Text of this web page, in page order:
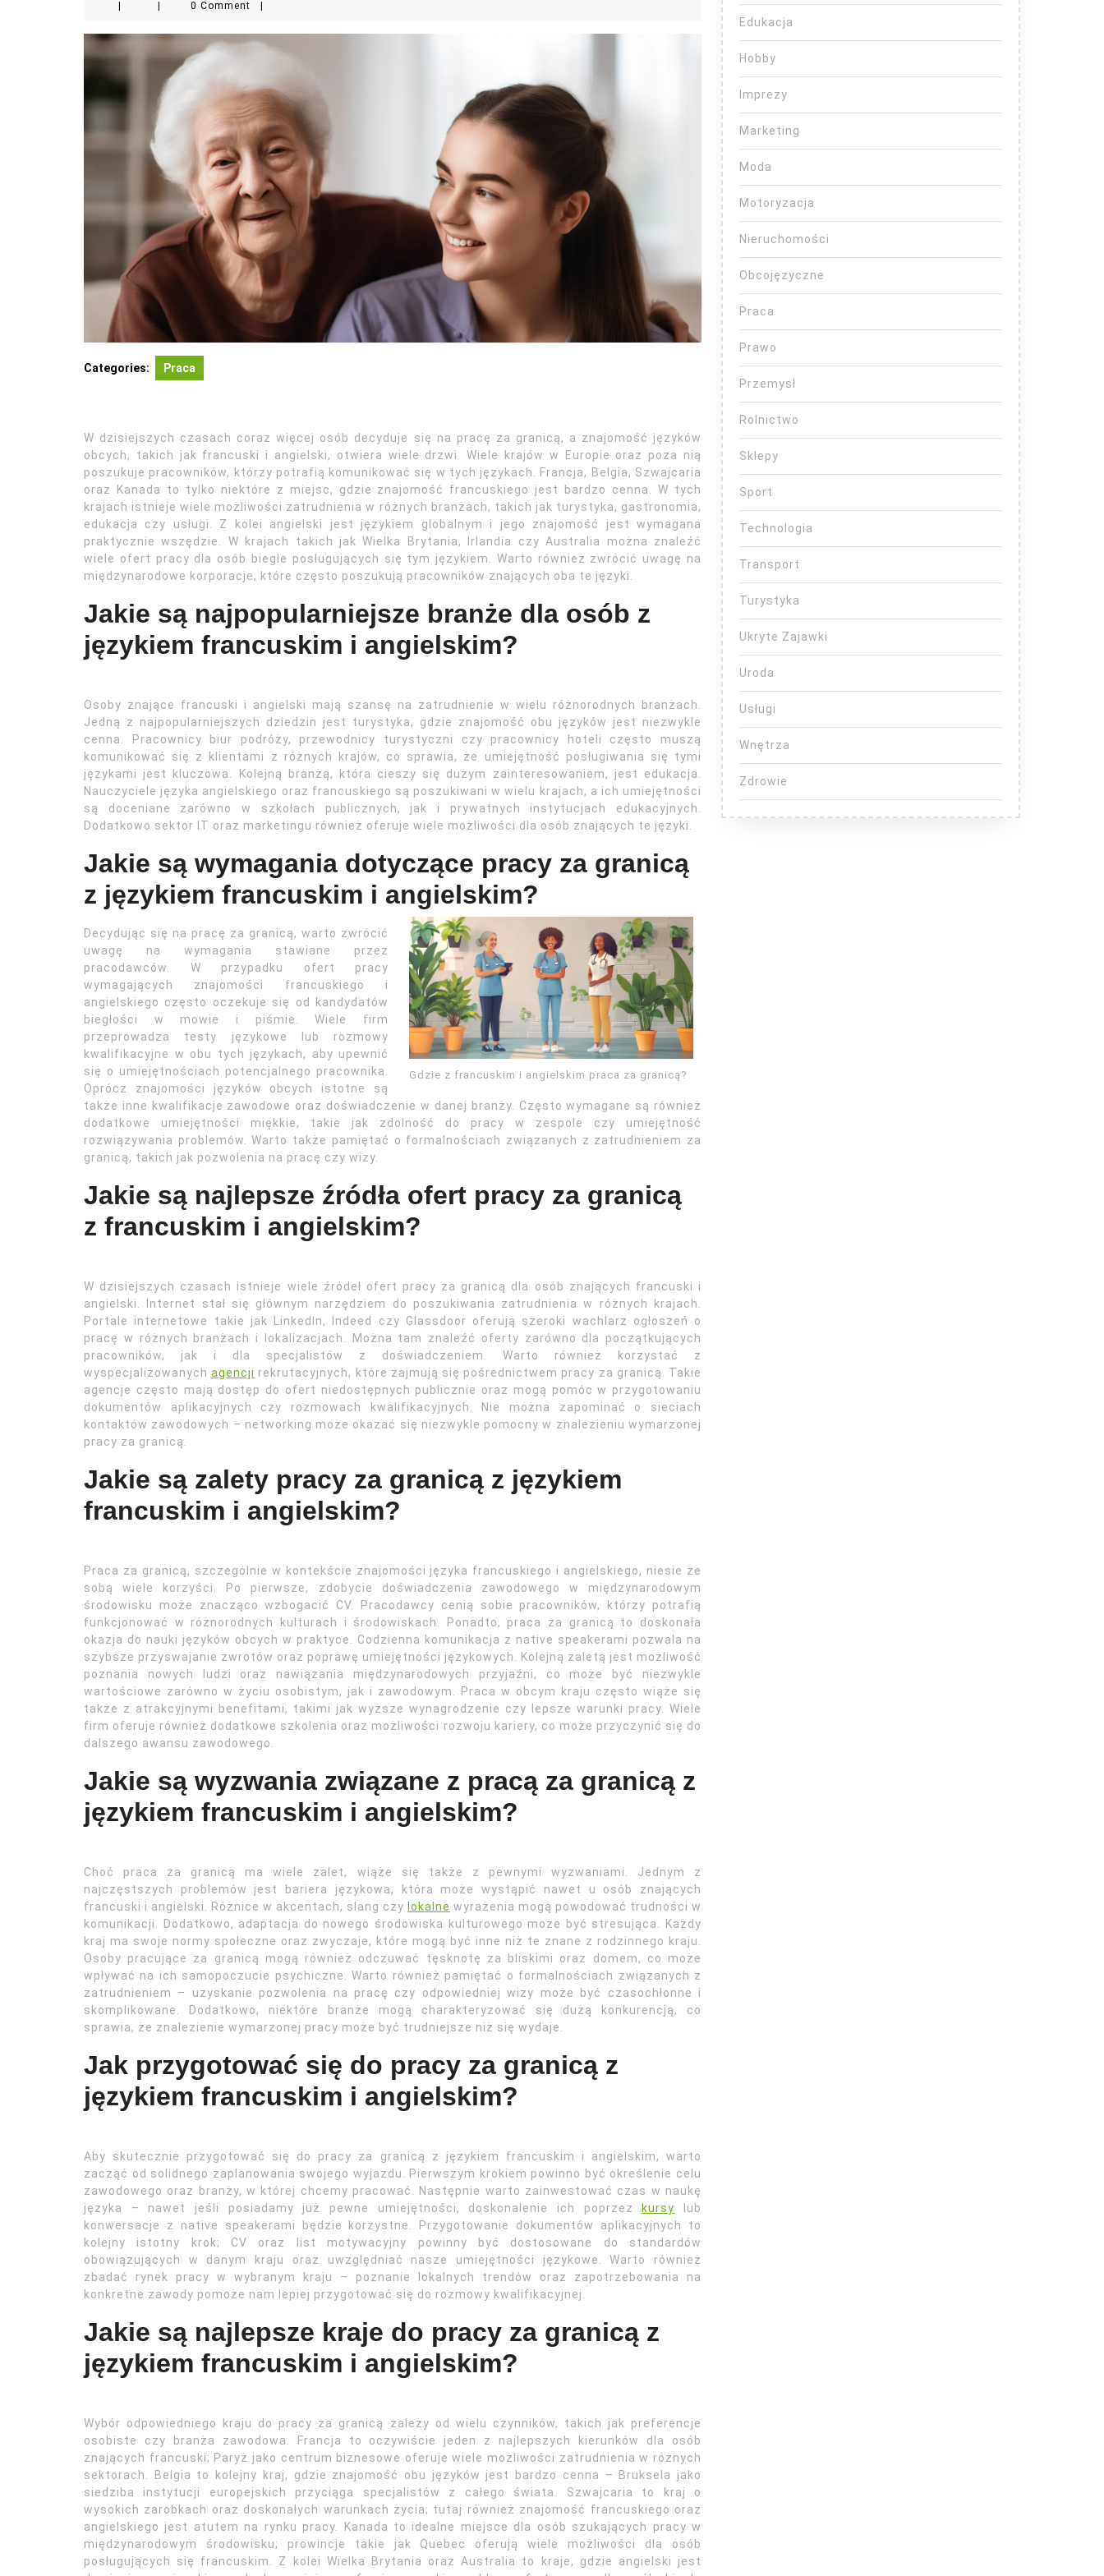
0 Comment
Categories: Praca
W dzisiejszych czasach coraz więcej osób decyduje się na pracę za granicą, a znajomość języków
obcych, takich jak francuski i angielski, otwiera wiele drzwi. Wiele krajów w Europie oraz poza nią
poszukuje pracowników, którzy potrafią komunikować się w tych językach. Francja, Belgia, Szwajcaria
oraz Kanada to tylko niektóre z miejsc, gdzie znajomość francuskiego jest bardzo cenna. W tych
krajach istnieje wiele możliwości zatrudnienia w różnych branżach, takich jak turystyka, gastronomia,
edukacja czy usługi. Z kolei angielski jest językiem globalnym i jego znajomość jest wymagana
praktycznie wszędzie. W krajach takich jak Wielka Brytania, Irlandia czy Australia można znaleźć
wiele ofert pracy dla osób biegle posługujących się tym językiem. Warto również zwrócić uwagę na
międzynarodowe korporacje, które często poszukują pracowników znających oba te języki.
Jakie są najpopularniejsze branże dla osób z
językiem francuskim i angielskim?
Osoby znające francuski i angielski mają szansę na zatrudnienie w wielu różnorodnych branżach.
Jedną z najpopularniejszych dziedzin jest turystyka, gdzie znajomość obu języków jest niezwykle
cenna. Pracownicy biur podróży, przewodnicy turystyczni czy pracownicy hoteli często muszą
komunikować się z klientami z różnych krajów, co sprawia, że umiejętność posługiwania się tymi
językami jest kluczowa. Kolejną branżą, która cieszy się dużym zainteresowaniem, jest edukacja.
Nauczyciele języka angielskiego oraz francuskiego są poszukiwani w wielu krajach, a ich umiejętności
są doceniane zarówno w szkołach publicznych, jak i prywatnych instytucjach edukacyjnych.
Dodatkowo sektor IT oraz marketingu również oferuje wiele możliwości dla osób znających te języki.
Jakie są wymagania dotyczące pracy za granicą
z językiem francuskim i angielskim?
Gdzie z francuskim i angielskim praca za granicą?
Decydując się na pracę za granicą, warto zwrócić
uwagę na wymagania stawiane przez
pracodawców. W przypadku ofert pracy
wymagających znajomości francuskiego i
angielskiego często oczekuje się od kandydatów
biegłości w mowie i piśmie. Wiele firm
przeprowadza testy językowe lub rozmowy
kwalifikacyjne w obu tych językach, aby upewnić
się o umiejętnościach potencjalnego pracownika.
Oprócz znajomości języków obcych istotne są
także inne kwalifikacje zawodowe oraz doświadczenie w danej branży. Często wymagane są również
dodatkowe umiejętności miękkie, takie jak zdolność do pracy w zespole czy umiejętność
rozwiązywania problemów. Warto także pamiętać o formalnościach związanych z zatrudnieniem za
granicą, takich jak pozwolenia na pracę czy wizy.
Jakie są najlepsze źródła ofert pracy za granicą
z francuskim i angielskim?
W dzisiejszych czasach istnieje wiele źródeł ofert pracy za granicą dla osób znających francuski i
angielski. Internet stał się głównym narzędziem do poszukiwania zatrudnienia w różnych krajach.
Portale internetowe takie jak LinkedIn, Indeed czy Glassdoor oferują szeroki wachlarz ogłoszeń o
pracę w różnych branżach i lokalizacjach. Można tam znaleźć oferty zarówno dla początkujących
pracowników, jak i dla specjalistów z doświadczeniem. Warto również korzystać z
wyspecjalizowanychagencji rekrutacyjnych, które zajmują się pośrednictwem pracy za granicą. Takie
agencje często mają dostęp do ofert niedostępnych publicznie oraz mogą pomóc w przygotowaniu
dokumentów aplikacyjnych czy rozmowach kwalifikacyjnych. Nie można zapominać o sieciach
kontaktów zawodowych – networking może okazać się niezwykle pomocny w znalezieniu wymarzonej
pracy za granicą.
Jakie są zalety pracy za granicą z językiem
francuskim i angielskim?
Praca za granicą, szczególnie w kontekście znajomości języka francuskiego i angielskiego, niesie ze
sobą wiele korzyści. Po pierwsze, zdobycie doświadczenia zawodowego w międzynarodowym
środowisku może znacząco wzbogacić CV. Pracodawcy cenią sobie pracowników, którzy potrafią
funkcjonować w różnorodnych kulturach i środowiskach. Ponadto, praca za granicą to doskonała
okazja do nauki języków obcych w praktyce. Codzienna komunikacja z native speakerami pozwala na
szybsze przyswajanie zwrotów oraz poprawę umiejętności językowych. Kolejną zaletą jest możliwość
poznania nowych ludzi oraz nawiązania międzynarodowych przyjaźni, co może być niezwykle
wartościowe zarówno w życiu osobistym, jak i zawodowym. Praca w obcym kraju często wiąże się
także z atrakcyjnymi benefitami, takimi jak wyższe wynagrodzenie czy lepsze warunki pracy. Wiele
firm oferuje również dodatkowe szkolenia oraz możliwości rozwoju kariery, co może przyczynić się do
dalszego awansu zawodowego.
Jakie są wyzwania związane z pracą za granicą z
językiem francuskim i angielskim?
Choć praca za granicą ma wiele zalet, wiąże się także z pewnymi wyzwaniami. Jednym z
najczęstszych problemów jest bariera językowa, która może wystąpić nawet u osób znających
francuski i angielski. Różnice w akcentach, slang czy lokalne wyrażenia mogą powodować trudności w
komunikacji. Dodatkowo, adaptacja do nowego środowiska kulturowego może być stresująca. Każdy
kraj ma swoje normy społeczne oraz zwyczaje, które mogą być inne niż te znane z rodzinnego kraju.
Osoby pracujące za granicą mogą również odczuwać tęsknotę za bliskimi oraz domem, co może
wpływać na ich samopoczucie psychiczne. Warto również pamiętać o formalnościach związanych z
zatrudnieniem – uzyskanie pozwolenia na pracę czy odpowiedniej wizy może być czasochłonne i
skomplikowane. Dodatkowo, niektóre branże mogą charakteryzować się dużą konkurencją, co
sprawia, że znalezienie wymarzonej pracy może być trudniejsze niż się wydaje.
Jak przygotować się do pracy za granicą z
językiem francuskim i angielskim?
Aby skutecznie przygotować się do pracy za granicą z językiem francuskim i angielskim, warto
zacząć od solidnego zaplanowania swojego wyjazdu. Pierwszym krokiem powinno być określenie celu
zawodowego oraz branży, w której chcemy pracować. Następnie warto zainwestować czas w naukę
języka – nawet jeśli posiadamy już pewne umiejętności, doskonalenie ich poprzez
kursy lub
konwersacje z native speakerami będzie korzystne. Przygotowanie dokumentów aplikacyjnych to
kolejny istotny krok; CV oraz list motywacyjny powinny być dostosowane do standardów
obowiązujących w danym kraju oraz uwzględniać nasze umiejętności językowe. Warto również
zbadać rynek pracy w wybranym kraju – poznanie lokalnych trendów oraz zapotrzebowania na
konkretne zawody pomoże nam lepiej przygotować się do rozmowy kwalifikacyjnej.
Jakie są najlepsze kraje do pracy za granicą z
językiem francuskim i angielskim?
Wybór odpowiedniego kraju do pracy za granicą zależy od wielu czynników, takich jak preferencje
osobiste czy branża zawodowa. Francja to oczywiście jeden z najlepszych kierunków dla osób
znających francuski; Paryż jako centrum biznesowe oferuje wiele możliwości zatrudnienia w różnych
sektorach. Belgia to kolejny kraj, gdzie znajomość obu języków jest bardzo cenna – Bruksela jako
siedziba instytucji europejskich przyciąga specjalistów z całego świata. Szwajcaria to kraj o
wysokich zarobkach oraz doskonałych warunkach życia; tutaj również znajomość francuskiego oraz
angielskiego jest atutem na rynku pracy. Kanada to idealne miejsce dla osób szukających pracy w
międzynarodowym środowisku; prowincje takie jak Quebec oferują wiele możliwości dla osób
posługujących się francuskim. Z kolei Wielka Brytania oraz Australia to kraje, gdzie angielski jest
Edukacja
Hobby
Imprezy
Marketing
Moda
Motoryzacja
Nieruchomości
Obcojęzyczne
Praca
Prawo
Przemysł
Rolnictwo
Sklepy
Sport
Technologia
Transport
Turystyka
Ukryte Zajawki
Uroda
Usługi
Wnętrza
Zdrowie